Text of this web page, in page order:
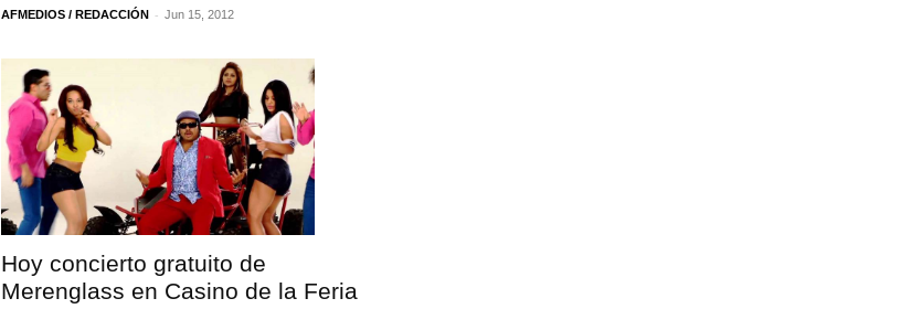
AFMEDIOS / REDACCIÓN - Jun 15, 2012
Hoy concierto gratuito de
Merenglass en Casino de la Feria